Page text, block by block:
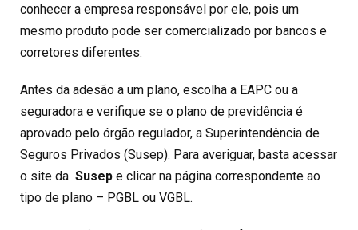
conhecer a empresa responsável por ele, pois um
mesmo produto pode ser comercializado por bancos e
corretores diferentes.
Antes da adesão a um plano, escolha a EAPC ou a
seguradora e verifique se o plano de previdência é
aprovado pelo órgão regulador, a Superintendência de
Seguros Privados (Susep). Para averiguar, basta acessar
o site da Susep e clicar na página correspondente ao
tipo de plano – PGBL ou VGBL.